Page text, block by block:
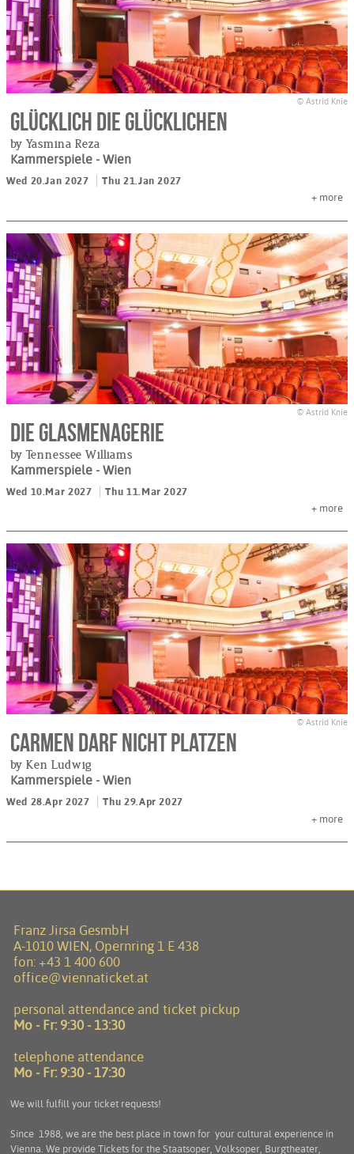
© Astrid Knie
Glücklich die Glücklichen
by Yasmina Reza
Kammerspiele - Wien
Wed 20.Jan 2027
Thu 21.Jan 2027
+ more
© Astrid Knie
Die Glasmenagerie
by Tennessee Williams
Kammerspiele - Wien
Wed 10.Mar 2027
Thu 11.Mar 2027
+ more
© Astrid Knie
Carmen darf nicht platzen
by Ken Ludwig
Kammerspiele - Wien
Wed 28.Apr 2027
Thu 29.Apr 2027
+ more
Franz Jirsa GesmbH
A-1010 WIEN, Opernring 1 E 438
fon: +43 1 400 600
office@viennaticket.at
personal attendance and ticket pickup
Mo - Fr: 9:30 - 13:30
telephone attendance
Mo - Fr: 9:30 - 17:30
We will fulfill your ticket requests!
Since 1988, we are the best place in town for your cultural experience in
Vienna. We provide Tickets for the Staatsoper, Volksoper, Burgtheater,